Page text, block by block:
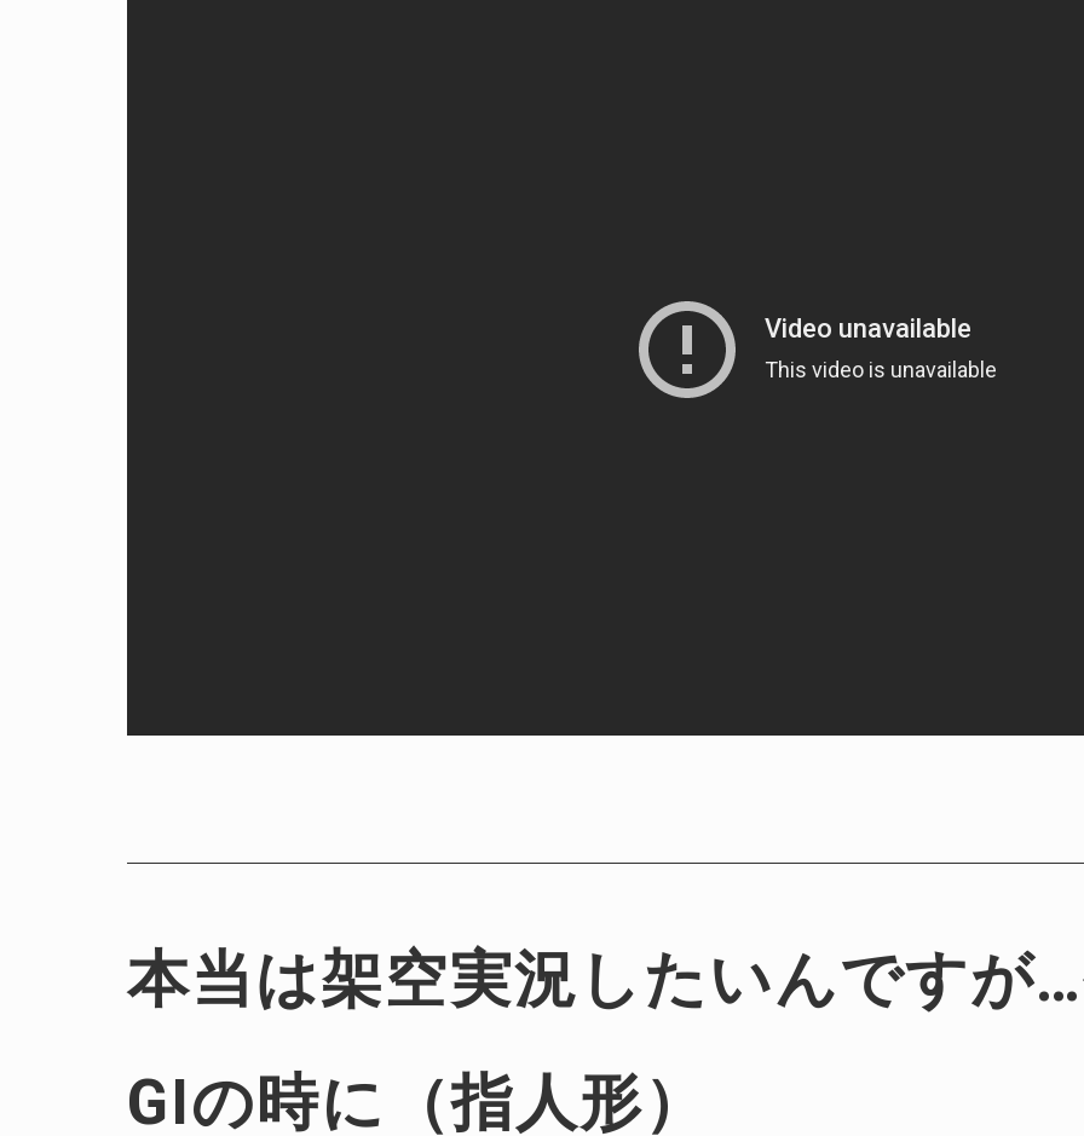
本当は架空実況したいんですが
GⅠの時に（指人形）